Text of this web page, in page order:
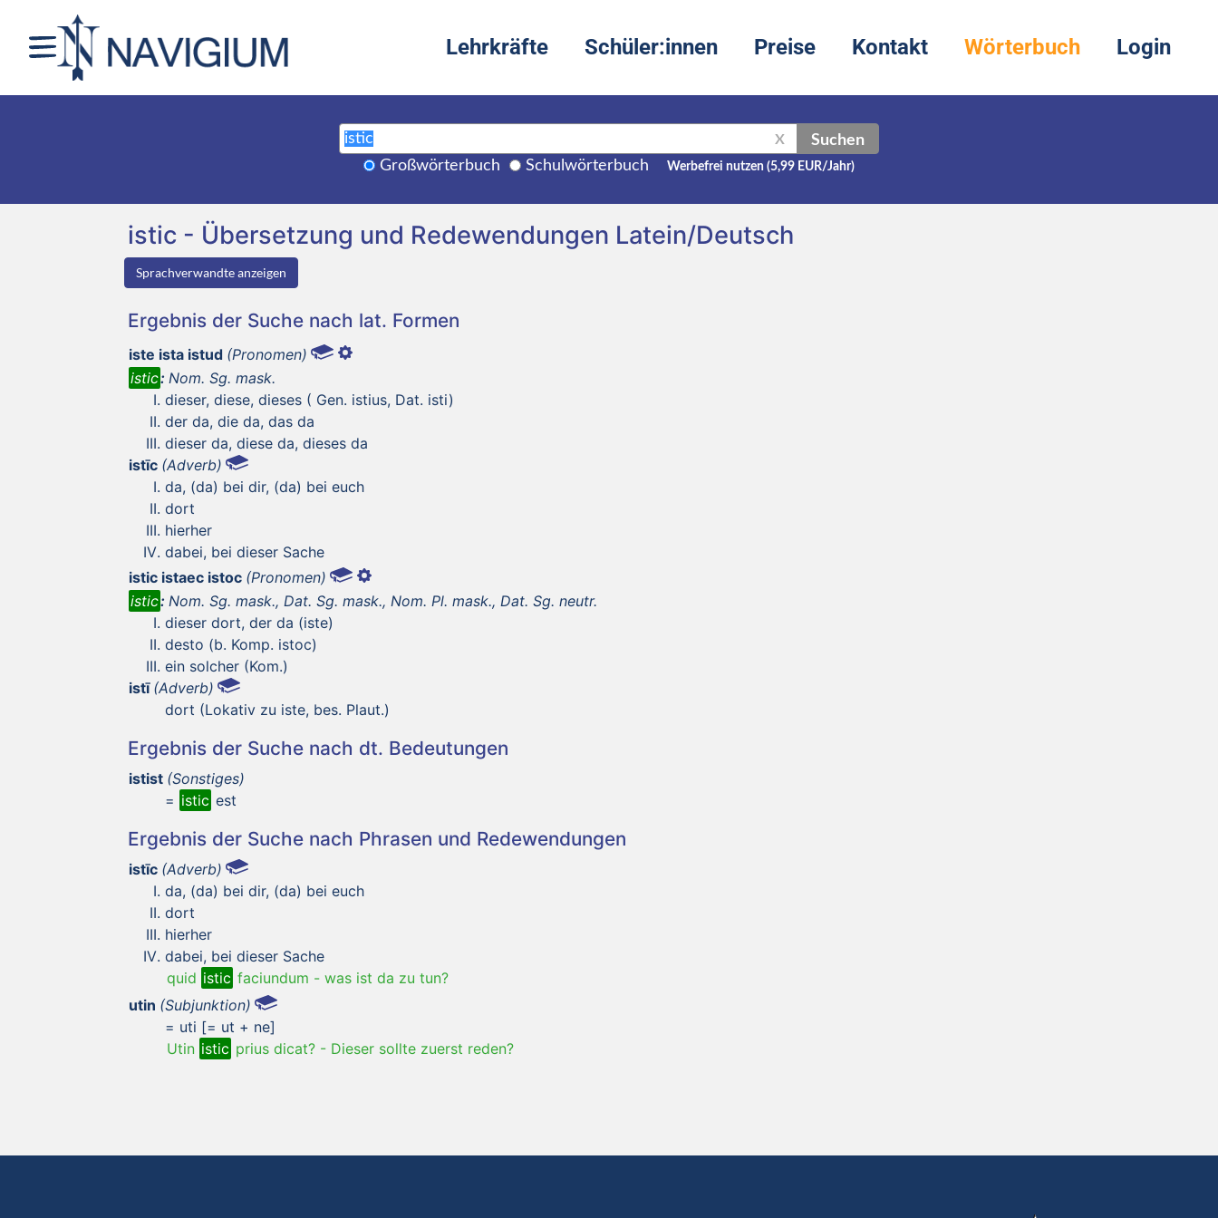
Lehrkräfte Schüler:innen Preise Kontakt Wörterbuch Login
X Suchen
Großwörterbuch Schulwörterbuch Werbefrei nutzen (5,99 EUR/Jahr)
istic - Übersetzung und Redewendungen Latein/Deutsch
Sprachverwandte anzeigen
Ergebnis der Suche nach lat. Formen
iste ista istud (Pronomen)
istic: Nom. Sg. mask.
dieser, diese, dieses ( Gen. istius, Dat. isti)
der da, die da, das da
dieser da, diese da, dieses da
istīc (Adverb)
da, (da) bei dir, (da) bei euch
dort
hierher
dabei, bei dieser Sache
istic istaec istoc (Pronomen)
istic: Nom. Sg. mask., Dat. Sg. mask., Nom. Pl. mask., Dat. Sg. neutr.
dieser dort, der da (iste)
desto (b. Komp. istoc)
ein solcher (Kom.)
istī (Adverb)
dort (Lokativ zu iste, bes. Plaut.)
Ergebnis der Suche nach dt. Bedeutungen
istist (Sonstiges)
= istic est
Ergebnis der Suche nach Phrasen und Redewendungen
istīc (Adverb)
da, (da) bei dir, (da) bei euch
dort
hierher
dabei, bei dieser Sache
quid istic faciundum - was ist da zu tun?
utin (Subjunktion)
= uti [= ut + ne]
Utin istic prius dicat? - Dieser sollte zuerst reden?